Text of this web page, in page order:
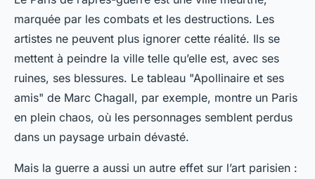
marquée par les combats et les destructions. Les
artistes ne peuvent plus ignorer cette réalité. Ils se
mettent à peindre la ville telle qu’elle est, avec ses
ruines, ses blessures. Le tableau "Apollinaire et ses
amis" de Marc Chagall, par exemple, montre un Paris
en plein chaos, où les personnages semblent perdus
dans un paysage urbain dévasté.
Mais la guerre a aussi un autre effet sur l’art parisien :